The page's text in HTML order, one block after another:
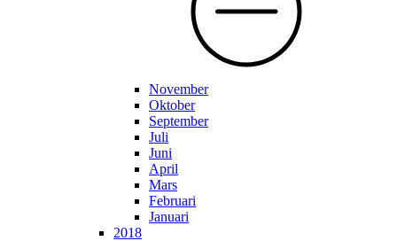
November
Oktober
September
Juli
Juni
April
Mars
Februari
Januari
2018